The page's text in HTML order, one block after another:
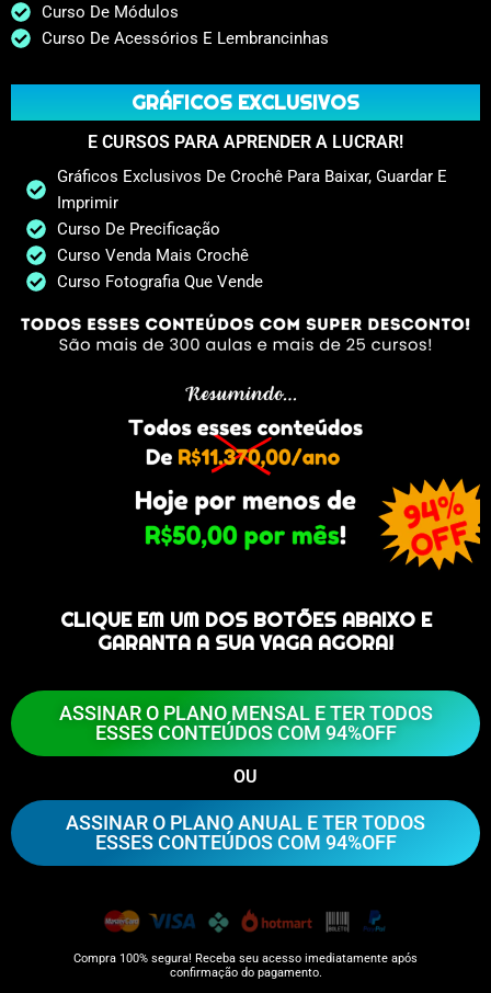
Curso De Módulos
Curso De Acessórios E Lembrancinhas
GRÁFICOS EXCLUSIVOS
E CURSOS PARA APRENDER A LUCRAR!
Gráficos Exclusivos De Crochê Para Baixar, Guardar E
Imprimir
Curso De Precificação
Curso Venda Mais Crochê
Curso Fotografia Que Vende
CLIQUE EM UM DOS BOTÕES ABAIXO E
GARANTA A SUA VAGA AGORA!
ASSINAR O PLANO MENSAL E TER TODOS
ESSES CONTEÚDOS COM 94%OFF
OU
ASSINAR O PLANO ANUAL E TER TODOS
ESSES CONTEÚDOS COM 94%OFF
Compra 100% segura! Receba seu acesso imediatamente após
confirmação do pagamento.